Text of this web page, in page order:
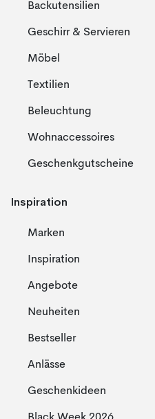
Backutensilien
Geschirr & Servieren
Möbel
Textilien
Beleuchtung
Wohnaccessoires
Geschenkgutscheine
Inspiration
Marken
Inspiration
Angebote
Neuheiten
Bestseller
Anlässe
Geschenkideen